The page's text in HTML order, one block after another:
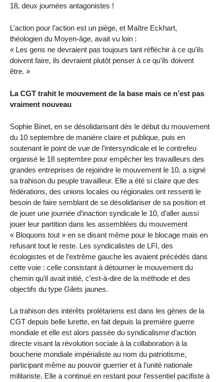
18, deux journées antagonistes !
L’action pour l’action est un piège, et Maître Eckhart,
théologien du Moyen-âge, avait vu loin :
« Les gens ne devraient pas toujours tant réfléchir à ce qu’ils
doivent faire, ils devraient plutôt penser à ce qu’ils doivent
être. »
La CGT trahit le mouvement de la base mais ce n’est pas
vraiment nouveau
Sophie Binet, en se désolidarisant dès le début du mouvement
du 10 septembre de manière claire et publique, puis en
soutenant le point de vue de l’intersyndicale et le contrefeu
organisé le 18 septembre pour empêcher les travailleurs des
grandes entreprises de rejoindre le mouvement le 10, a signé
sa trahison du peuple travailleur. Elle a été si claire que des
fédérations, des unions locales ou régionales ont ressenti le
besoin de faire semblant de se désolidariser de sa position et
de jouer une journée d’inaction syndicale le 10, d’aller aussi
jouer leur partition dans les assemblées du mouvement
« Bloquons tout » en se disant même pour le blocage mais en
refusant tout le reste. Les syndicalistes de LFI, des
écologistes et de l’extrême gauche les avaient précédés dans
cette voie : celle consistant à détourner le mouvement du
chemin qu’il avait initié, c’est-à-dire de la méthode et des
objectifs du type Gilets jaunes.
La trahison des intérêts prolétariens est dans les gènes de la
CGT depuis belle lurette, en fait depuis la première guerre
mondiale et elle est alors passée du syndicalisme d’action
directe visant la révolution sociale à la collaboration à la
boucherie mondiale impérialiste au nom du patriotisme,
participant même au pouvoir guerrier et à l’unité nationale
militariste. Elle a continué en restant pour l’essentiel pacifiste à